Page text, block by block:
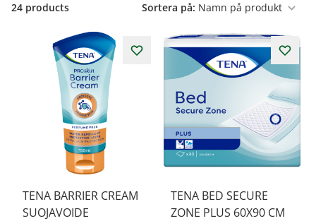
24 products Sortera på:
TENA BARRIER CREAM
SUOJAVOIDE
TENA BED SECURE
ZONE PLUS 60X90 CM